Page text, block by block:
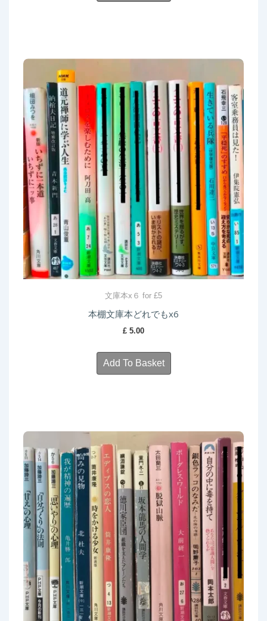
文庫本x６ for £5
本棚文庫本どれでもx6
£ 5.00
Add To Basket